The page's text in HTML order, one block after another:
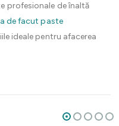
profesionale de înaltă
de facut paste
ideale pentru afacerea